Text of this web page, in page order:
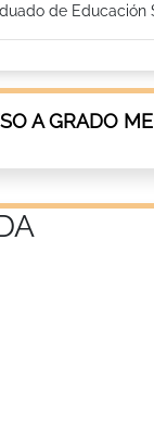
de Educación
A GRADO